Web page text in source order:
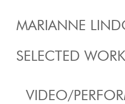
MARIANNE
SELECTED
VIDEO/